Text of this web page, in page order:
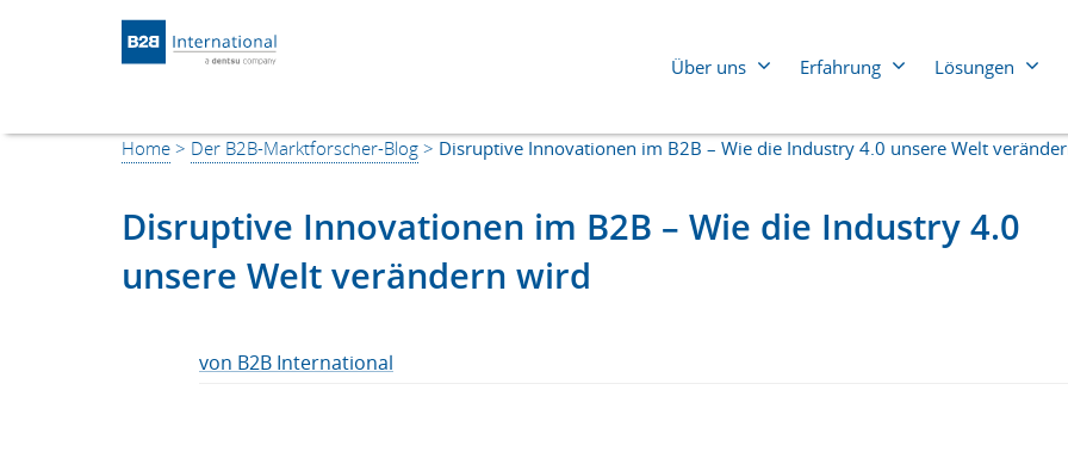
Return to Homepage
Über uns Erfahrung
Automobilindustrie Energie und
Pharma und
Lösungen
Der 2025 Superpowers Index
Home > Der B2B-Marktforscher-Blog > Disruptive Innovationen im B2B – Wie die Industry 4.0 unsere Welt
Disruptive Innovationen im B2B – Wie die Industry 4.0
unsere Welt verändern wird
von B2B International